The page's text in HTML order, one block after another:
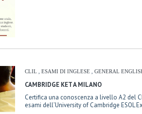
CLIL ESAMI DI INGLESE GENERAL
CAMBRIDGE KET A MILANO
Certifica una conoscenza a livello A2 del
esami dell’University of Cambridge ESOL